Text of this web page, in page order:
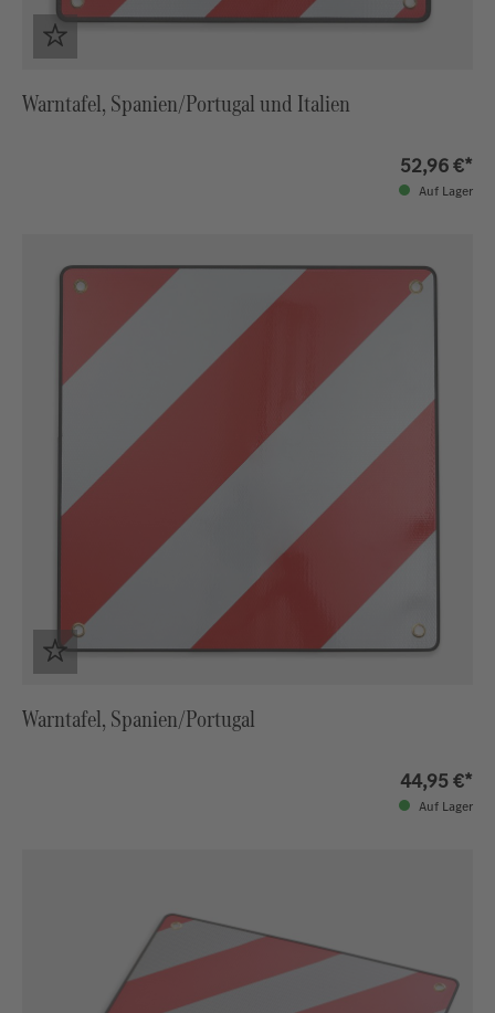
Warntafel, Spanien/Portugal und Italien
52,96 €*
Auf Lager
Warntafel, Spanien/Portugal
44,95 €*
Auf Lager